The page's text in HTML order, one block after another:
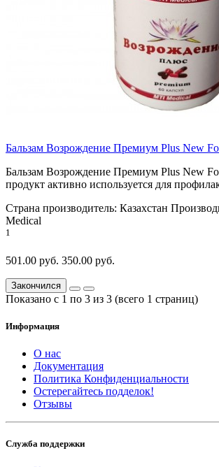
Бальзам Возрождение Премиум Plus New
Бальзам Возрождение Премиум Plus New
продукт активно используется для
Страна производитель: Казахстан
Medical
1
501.00 руб. 350.00 руб.
Закончился
Показано с 1 по 3 из 3 (всего 1 страниц)
Информация
О нас
Документация
Политика Конфиденциальности
Остерегайтесь подделок!
Отзывы
Служба поддержки